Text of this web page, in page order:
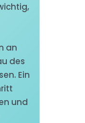
an
des
Ein
und